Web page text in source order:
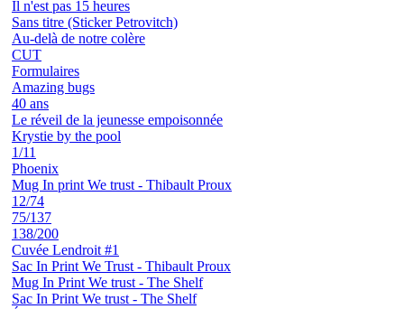
Il n'est pas 15 heures
Sans titre (Sticker Petrovitch)
Au-delà de notre colère
CUT
Formulaires
Amazing bugs
40 ans
Le réveil de la jeunesse empoisonnée
Krystie by the pool
1/11
Phoenix
Mug In print We trust - Thibault Proux
12/74
75/137
138/200
Cuvée Lendroit #1
Sac In Print We Trust - Thibault Proux
Mug In Print We trust - The Shelf
Sac In Print We trust - The Shelf